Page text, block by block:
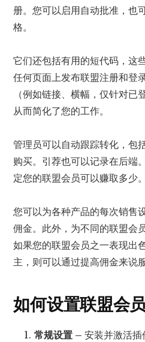
册。您可以启用自动批准，也
格。
它们还包括有用的短代码，这
任何页面上发布联盟注册和登
（例如链接、横幅，仅针对已
从而简化了您的工作。
管理员可以自动跟踪转化，包
购买。引荐也可以记录在后端
定您的联盟会员可以赚取多少。
您可以为各种产品的每次销售
佣金。此外，为不同的联盟会
如果您的联盟会员之一表现出
主，则可以通过提高佣金来说
如何设置联盟会
常规设置 –安装并激活插